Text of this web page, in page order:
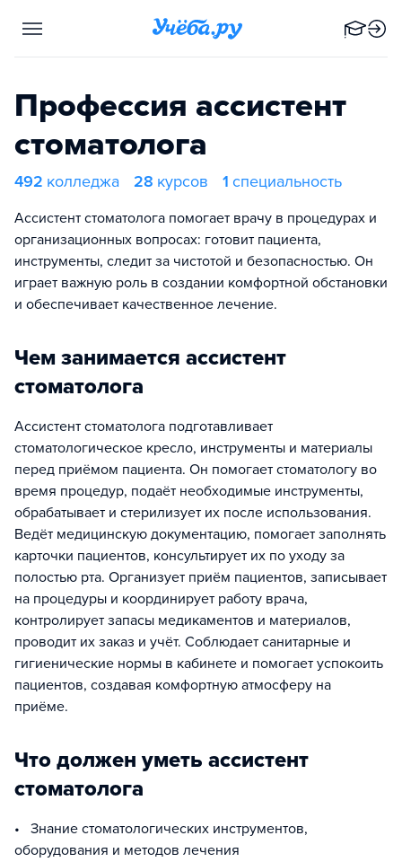
Профессия ассистент
стоматолога
492 колледжа 28 курсов 1 специальность
​​Ассистент стоматолога помогает врачу в процедурах и
организационных вопросах: готовит пациента,
инструменты, следит за чистотой и безопасностью. Он
играет важную роль в создании комфортной обстановки
и обеспечивает качественное лечение.
Чем занимается ассистент
стоматолога
Ассистент стоматолога подготавливает
стоматологическое кресло, инструменты и материалы
перед приёмом пациента. Он помогает стоматологу во
время процедур, подаёт необходимые инструменты,
обрабатывает и стерилизует их после использования.
Ведёт медицинскую документацию, помогает заполнять
карточки пациентов, консультирует их по уходу за
полостью рта. Организует приём пациентов, записывает
на процедуры и координирует работу врача,
контролирует запасы медикаментов и материалов,
проводит их заказ и учёт. Соблюдает санитарные и
гигиенические нормы в кабинете и помогает успокоить
пациентов, создавая комфортную атмосферу на
приёме.
Что должен уметь ассистент
стоматолога
• Знание стоматологических инструментов,
оборудования и методов лечения